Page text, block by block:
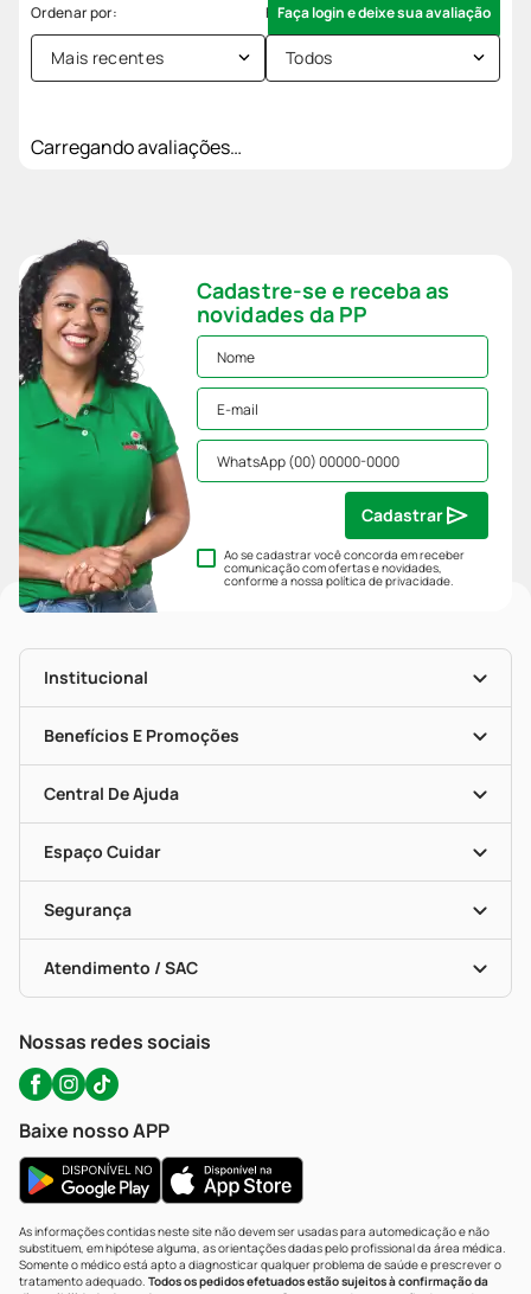
Faça login e deixe sua avaliação
Mais recentes Todos
Carregando avaliações…
Cadastre-se e receba as
novidades da PP
Ao se cadastrar você concorda em receber
comunicação com ofertas e novidades,
conforme a nossapolítica de privacidade.
Cadastrar
Institucional
História
Nossas Lojas
Mapa De Categorias
Blog Da PP
Seja Uma Loja Parceira
Benefícios E Promoções
Clube PP
Convênios
Programa Popular Do Brasil
Encarte De Ofertas
Dermaclub
Descontos De Laboratório (PBM)
Cupons E Ofertas
Central De Ajuda
Entrega
Recompra Programada
Compras Com Receita
Alomed (tele-Entrega)
Formas De Pagamento
Troca E Devolução
Bulas De A A Z
Políticas De Marketplace
Espaço Cuidar
Vacinas
Serviços Farmacêuticos
Testes Rápidos
Autoteste Covid-19
Segurança
Certificado De Segurança
Portal Da Privacidade
Atendimento / SAC
WhatsApp (47) 9202-1687
Nossas redes sociais
Baixe nosso APP
As informações contidas neste site não devem ser usadas para automedicação e não
substituem, em hipótese alguma, as orientações dadas pelo profissional da área médica.
Somente o médico está apto a diagnosticar qualquer problema de saúde e prescrever o
tratamento adequado. Todos os pedidos efetuados estão sujeitos à confirmação da